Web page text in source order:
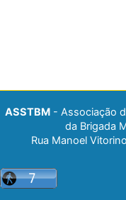
ASSTBM - Associação
da Brigada
Rua Manoel